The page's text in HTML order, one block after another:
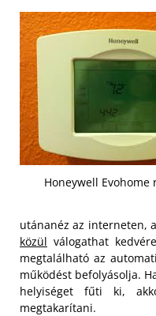
Honeywell Evohome
utánanéz az interneten,
közül válogathat
megtalálható az
működést befolyásolja.
helyiséget fűti ki,
megtakarítani.